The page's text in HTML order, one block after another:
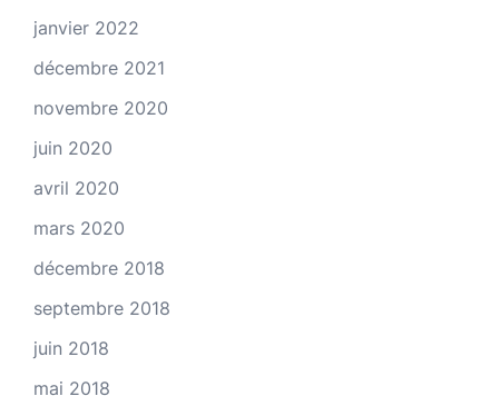
janvier 2022
décembre 2021
novembre 2020
juin 2020
avril 2020
mars 2020
décembre 2018
septembre 2018
juin 2018
mai 2018